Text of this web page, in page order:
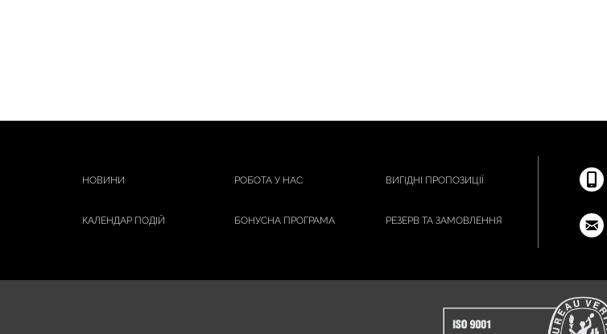
НОВИНИ РОБОТА У НАС ВИГІДНІ ПРОПОЗИЦІЇ
КАЛЕНДАР ПОДІЙ БОНУСНА ПРОГРАМА РЕЗЕРВ ТА ЗАМОВЛЕННЯ